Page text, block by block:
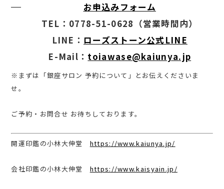
お申込みフォーム
TEL：0778-51-0628 （営業時間内）
LINE： ローズストーン公式LINE
E-Mail： toiawase@kaiunya.jp
※まずは「銀座サロン 予約について」とお伝えくださいま
せ。
ご予約・お問合せ お待ちしております。
開運印鑑の小林大伸堂 https://www.kaiunya.jp/
会社印鑑の小林大伸堂 https://www.kaisyain.jp/